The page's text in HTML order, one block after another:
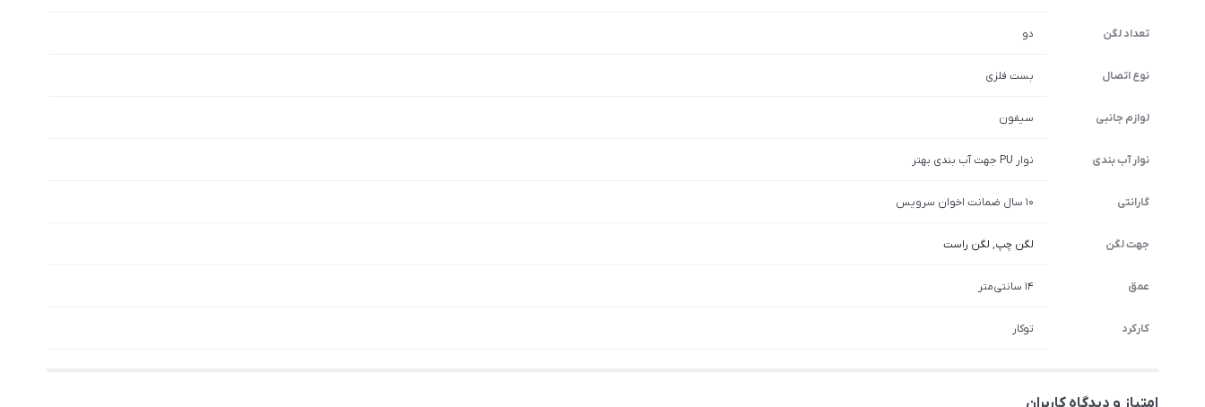
تعداد لگن دو
نوع اتصال بست فلزی
لوازم جانبی سیفون
نوار آب بندی نوار PU جهت آب بندی بهتر
گارانتی 10 سال ضمانت اخوان سرویس
جهت لگن لگن چپ, لگن راست
عمق 14 سانتی‌متر
کارکرد توکار
امتیاز و دیدگاه کاربران